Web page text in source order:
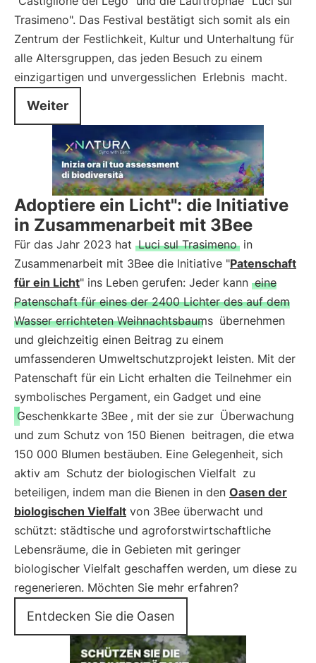
Trasimeno". Das Festival bestätigt sich somit als ein
Zentrum der Festlichkeit, Kultur und Unterhaltung für
alle Altersgruppen, das jeden Besuch zu einem
einzigartigen und unvergesslichen Erlebnis macht.
Weiter
Adoptiere ein Licht": die Initiative
in Zusammenarbeit mit 3Bee
Für das Jahr 2023 hat Luci sul Trasimeno in
Zusammenarbeit mit 3Bee die Initiative "Patenschaft
für ein Licht" ins Leben gerufen: Jeder kann eine
Patenschaft für eines der 2400 Lichter des auf dem
Wasser errichteten Weihnachtsbaums übernehmen
und gleichzeitig einen Beitrag zu einem
umfassenderen Umweltschutzprojekt leisten. Mit der
Patenschaft für ein Licht erhalten die Teilnehmer ein
symbolisches Pergament, ein Gadget und eine
Geschenkkarte 3Bee , mit der sie zur Überwachung
und zum Schutz von 150 Bienen beitragen, die etwa
150 000 Blumen bestäuben. Eine Gelegenheit, sich
aktiv am Schutz der biologischen Vielfalt zu
beteiligen, indem man die Bienen in den Oasen der
biologischen Vielfalt von 3Bee überwacht und
schützt: städtische und agroforstwirtschaftliche
Lebensräume, die in Gebieten mit geringer
biologischer Vielfalt geschaffen werden, um diese zu
regenerieren. Möchten Sie mehr erfahren?
Entdecken Sie die Oasen